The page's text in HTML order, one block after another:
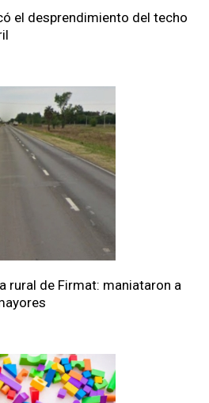
el desprendimiento del techo
rural de Firmat: maniataron a